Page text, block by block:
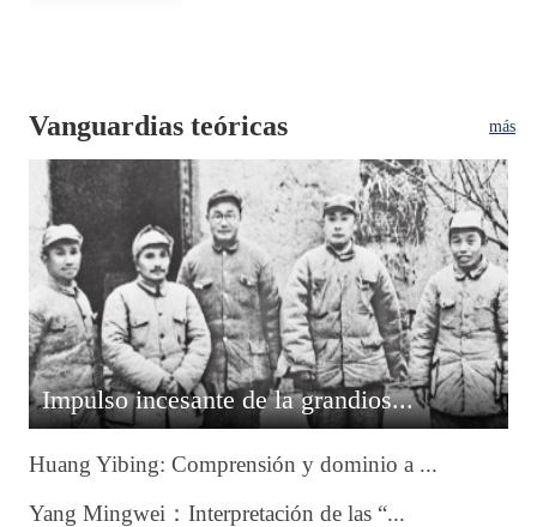
Vanguardias teóricas más
Impulso incesante de la grandios...
Huang Yibing: Comprensión y dominio a ...
Yang Mingwei：Interpretación de las “...